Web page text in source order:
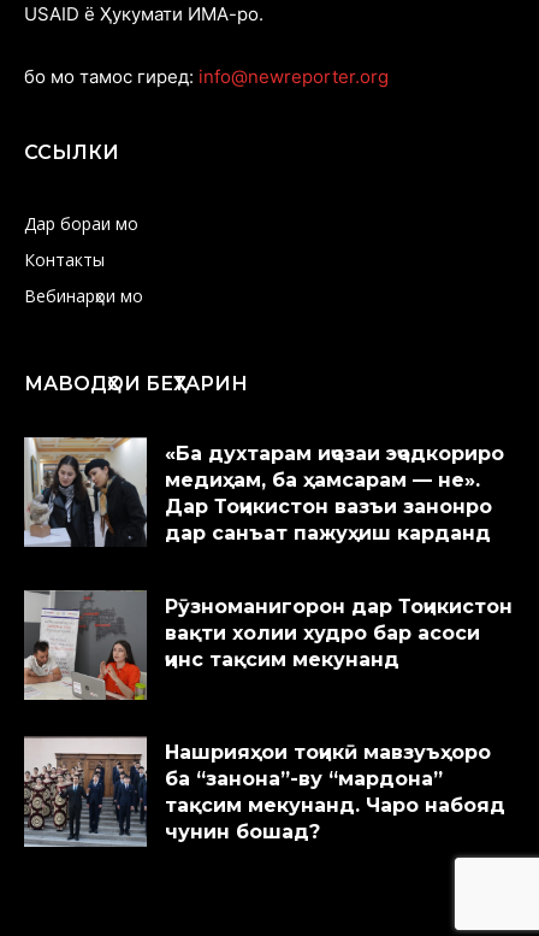
USAID ё Ҳукумати ИМА-ро.
бо мо тамос гиред: info@newreporter.org
ССЫЛКИ
Дар бораи мо
Контакты
Вебинарҳои мо
МАВОДҲОИ БЕҲТАРИН
«Ба духтарам иҷозаи эҷодкориро
медиҳам, ба ҳамсарам — не».
Дар Тоҷикистон вазъи занонро
дар санъат пажуҳиш карданд
Рӯзноманигорон дар Тоҷикистон
вақти холии худро бар асоси
ҷинс тақсим мекунанд
Нашрияҳои тоҷикӣ мавзуъҳоро
ба “занона”-ву “мардона”
тақсим мекунанд. Чаро набояд
чунин бошад?